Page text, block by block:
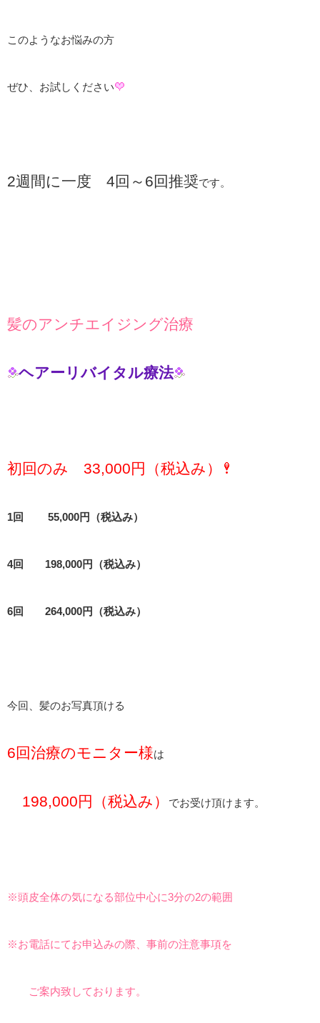
このようなお悩みの方
ぜひ、お試しください
2週間に一度 4回～6回推奨です。
髪のアンチエイジング治療
ヘアーリバイタル療法
初回のみ 33,000円（税込み）
1回 55,000円（税込み）
4回 198,000円（税込み）
6回 264,000円（税込み）
今回、髪のお写真頂ける
6回治療のモニター様は
198,000円（税込み） でお受け頂けます。
※頭皮全体の気になる部位中心に3分の2の範囲
※お電話にてお申込みの際、事前の注意事項を
ご案内致しております。